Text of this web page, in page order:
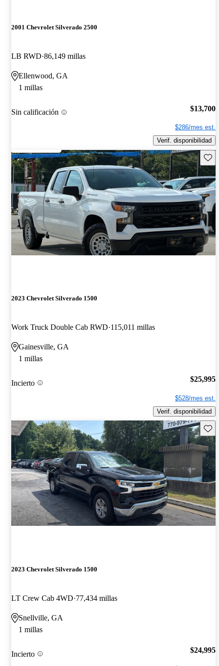
2001 Chevrolet Silverado 2500
LB RWD 86,149 millas
Ellenwood, GA
1 millas
Sin calificación $13,700
$286/mes est.
Verif. disponibilidad
2023 Chevrolet Silverado 1500
Work Truck Double Cab RWD 115,011 millas
Gainesville, GA
1 millas
Incierto $25,995
$528/mes est.
Verif. disponibilidad
2023 Chevrolet Silverado 1500
LT Crew Cab 4WD 77,434 millas
Snellville, GA
1 millas
Incierto $24,995